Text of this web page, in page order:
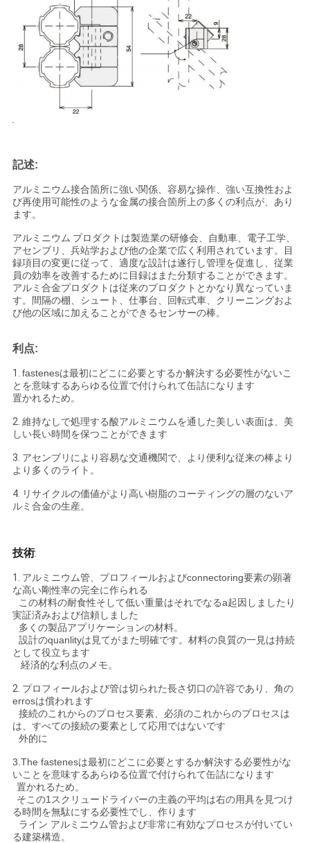
ー
記述:
アルミニウム接合箇所に強い関係、容易な操作、強い互換性およ
び再使用可能性のような金属の接合箇所上の多くの利点が、あり
ます。
アルミニウム プロダクトは製造業の研修会、自動車、電子工学、
アセンブリ、兵站学および他の企業で広く利用されています。目
録項目の変更に従って、適度な設計は遂行し管理を促進し、従業
員の効率を改善するために目録はまた分類することができます。
アルミ合金プロダクトは従来のプロダクトとかなり異なっていま
す。間隔の棚、シュート、仕事台、回転式車、クリーニングおよ
び他の区域に加えることができるセンサーの棒。
利点:
1. fastenesは最初にどこに必要とするか解決する必要性がないこ
とを意味するあらゆる位置で付けられて缶詰になります
置かれるため。
2. 維持なしで処理する酸アルミニウムを通した美しい表面は、美
しい長い時間を保つことができます
3. アセンブリにより容易な交通機関で、より便利な従来の棒より
より多くのライト。
4. リサイクルの価値がより高い樹脂のコーティングの層のないア
ルミ合金の生産。
技術:
1. アルミニウム管、プロフィールおよびconnectoring要素の顕著
な高い剛性率の完全に作られる
この材料の耐食性そして低い重量はそれでなるa起因しましたり
実証済みおよび信頼しました
多くの製品アプリケーションの材料。
設計のquanlityは見てがまた明確です。材料の良質の一見は持続
として役立ちます
経済的な利点のメモ。
2. プロフィールおよび管は切られた長さ切口の許容であり、角の
errosは償われます
接続のこれからのプロセス要素、必須のこれからのプロセスは
は、すべての接続の要素として応用ではないです
外的に
3.The fastenesは最初にどこに必要とするか解決する必要性がな
いことを意味するあらゆる位置で付けられて缶詰になります
置かれるため。
そこの1スクリュードライバーの主義の平均は右の用具を見つけ
る時間を無駄にする必要性でし、作ります
ライン アルミニウム管および非常に有効なプロセスが付いてい
る建築構造。